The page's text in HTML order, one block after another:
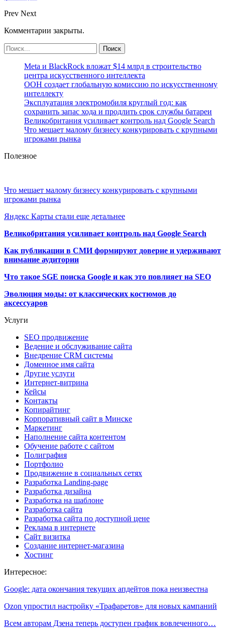
Prev Next
Комментарии закрыты.
Meta и BlackRock вложат $14 млрд в строительство
центра искусственного интеллекта
ООН создает глобальную комиссию по искусственному
интеллекту
Эксплуатация электромобиля круглый год: как
сохранить запас хода и продлить срок службы батареи
Великобритания усиливает контроль над Google Search
Что мешает малому бизнесу конкурировать с крупными
игроками рынка
Полезное
Что мешает малому бизнесу конкурировать с крупными
игроками рынка
Яндекс Карты стали еще детальнее
Великобритания усиливает контроль над Google Search
Как публикации в СМИ формируют доверие и удерживают
внимание аудитории
Что такое SGE поиска Google и как это повлияет на SEO
Эволюция моды: от классических костюмов до
аксессуаров
Услуги
SEO продвижение
Ведение и обслуживание сайта
Внедрение CRM системы
Доменное имя сайта
Другие услуги
Интернет-витрина
Кейсы
Контакты
Копирайтинг
Корпоративный сайт в Минске
Маркетинг
Наполнение сайта контентом
Обучение работе с сайтом
Полиграфия
Портфолио
Продвижение в социальных сетях
Разработка Landing-page
Разработка дизайна
Разработка на шаблоне
Разработка сайта
Разработка сайта по доступной цене
Реклама в интернете
Сайт визитка
Создание интернет-магазина
Хостинг
Интересное:
Google: дата окончания текущих апдейтов пока неизвестна
Ozon упростил настройку «Трафаретов» для новых кампаний
Всем авторам Дзена теперь доступен график вовлеченного…